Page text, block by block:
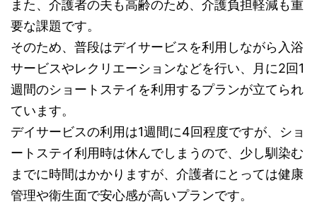
また、介護者の夫も高齢のため、介護負担軽減も重
要な課題です。
そのため、普段はデイサービスを利用しながら入浴
サービスやレクリエーションなどを行い、月に2回1
週間のショートステイを利用するプランが立てられ
ています。
デイサービスの利用は1週間に4回程度ですが、ショ
ートステイ利用時は休んでしまうので、少し馴染む
までに時間はかかりますが、介護者にとっては健康
管理や衛生面で安心感が高いプランです。